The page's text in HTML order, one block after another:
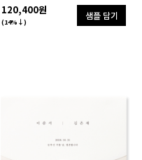
120,400원
(14%↓)
샘플 담기